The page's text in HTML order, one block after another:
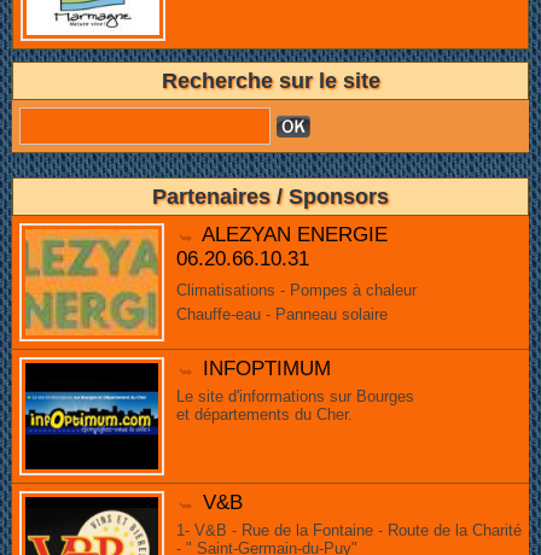
Recherche sur le site
Partenaires / Sponsors
ALEZYAN ENERGIE
06.20.66.10.31
Climatisations - Pompes à chaleur
Chauffe-eau - Panneau solaire
INFOPTIMUM
Le site d'informations sur Bourges
et départements du Cher.
V&B
1- V&B - Rue de la Fontaine - Route de la Charité
- " Saint-Germain-du-Puy"